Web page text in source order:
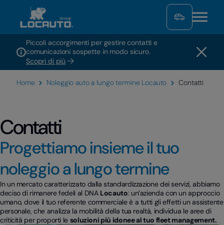
Piccoli accorgimenti per gestire contatti e
comunicazioni sospette in modo sicuro.
Scopri di più
Home Noleggio auto a lungo termine Locauto Contatti
Contatti
Progettiamo insieme il tuo
noleggio a lungo termine
In un mercato caratterizzato dalla standardizzazione dei servizi, abbiamo
deciso di rimanere fedeli al DNA Locauto: un’azienda con un approccio
umano, dove il tuo referente commerciale è a tutti gli effetti un assistente
personale, che analizza la mobilità della tua realtà, individua le aree di
criticità per proporti le soluzioni più idonee al tuo fleet management.